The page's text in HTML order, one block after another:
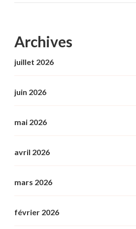
Archives
juillet 2026
juin 2026
mai 2026
avril 2026
mars 2026
février 2026